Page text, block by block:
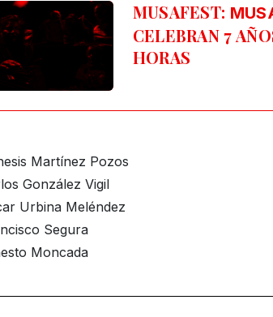
MUSAFEST:
CELEBRAN 7
HORAS
Martínez Pozos
González Vigil
Urbina Meléndez
Segura
Moncada